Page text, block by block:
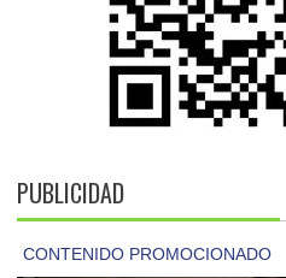
PUBLICIDAD